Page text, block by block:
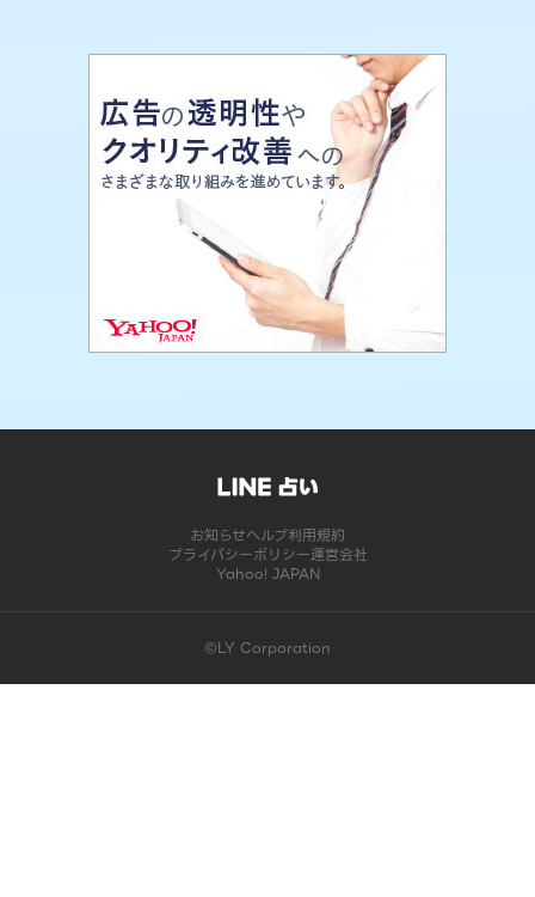
お知らせヘルプ利用規約
プライバシーポリシー運営会社
Yahoo! JAPAN
©LY Corporation
このコンテンツは掲載が終了しました | LINE占い